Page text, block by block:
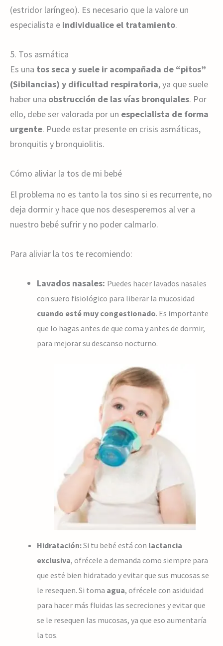
(estridor laríngeo). Es necesario que la valore un
especialista e individualice el tratamiento.
5. Tos asmática
Es una tos seca y suele ir acompañada de “pitos”
(Sibilancias) y dificultad respiratoria, ya que suele
haber una obstrucción de las vías bronquiales. Por
ello, debe ser valorada por un especialista de forma
urgente. Puede estar presente en crisis asmáticas,
bronquitis y bronquiolitis.
Cómo aliviar la tos de mi bebé
El problema no es tanto la tos sino si es recurrente, no
deja dormir y hace que nos desesperemos al ver a
nuestro bebé sufrir y no poder calmarlo.
Para aliviar la tos te recomiendo:
Lavados nasales: Puedes hacer lavados nasales
con suero fisiológico para liberar la mucosidad
cuando esté muy congestionado. Es importante
que lo hagas antes de que coma y antes de dormir,
para mejorar su descanso nocturno.
Hidratación:Si tu bebé está con lactancia
exclusiva, ofrécele a demanda como siempre para
que esté bien hidratado y evitar que sus mucosas se
le resequen. Si toma agua, ofrécele con asiduidad
para hacer más fluidas las secreciones y evitar que
se le resequen las mucosas, ya que eso aumentaría
la tos.